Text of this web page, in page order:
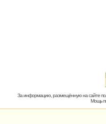
За информацию, размещённую на сайте
Мощь